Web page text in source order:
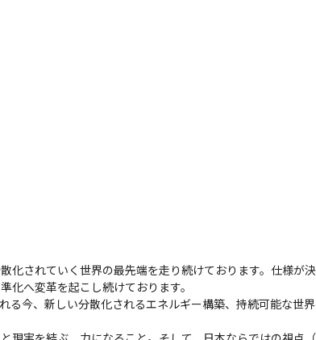
化されていく世界の最先端を走り続けております。仕様が
化へ変革を起こし続けております。
る今、新しい分散化されるエネルギー構築、持続可能な世界